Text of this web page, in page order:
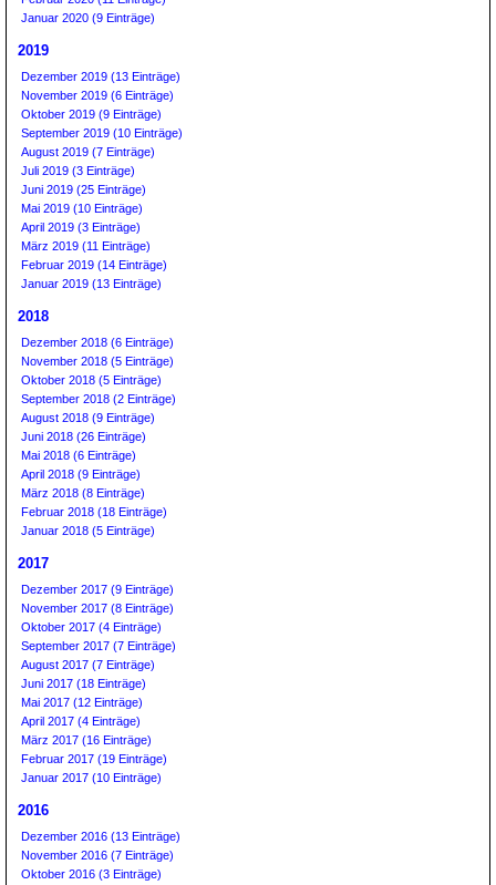
Januar 2020 (9 Einträge)
2019
Dezember 2019 (13 Einträge)
November 2019 (6 Einträge)
Oktober 2019 (9 Einträge)
September 2019 (10 Einträge)
August 2019 (7 Einträge)
Juli 2019 (3 Einträge)
Juni 2019 (25 Einträge)
Mai 2019 (10 Einträge)
April 2019 (3 Einträge)
März 2019 (11 Einträge)
Februar 2019 (14 Einträge)
Januar 2019 (13 Einträge)
2018
Dezember 2018 (6 Einträge)
November 2018 (5 Einträge)
Oktober 2018 (5 Einträge)
September 2018 (2 Einträge)
August 2018 (9 Einträge)
Juni 2018 (26 Einträge)
Mai 2018 (6 Einträge)
April 2018 (9 Einträge)
März 2018 (8 Einträge)
Februar 2018 (18 Einträge)
Januar 2018 (5 Einträge)
2017
Dezember 2017 (9 Einträge)
November 2017 (8 Einträge)
Oktober 2017 (4 Einträge)
September 2017 (7 Einträge)
August 2017 (7 Einträge)
Juni 2017 (18 Einträge)
Mai 2017 (12 Einträge)
April 2017 (4 Einträge)
März 2017 (16 Einträge)
Februar 2017 (19 Einträge)
Januar 2017 (10 Einträge)
2016
Dezember 2016 (13 Einträge)
November 2016 (7 Einträge)
Oktober 2016 (3 Einträge)